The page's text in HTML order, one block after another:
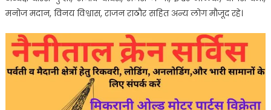
मनोज मदान, विनय विश्वास, राजन राठौर सहित अन्य लोग मौजूद रहे।